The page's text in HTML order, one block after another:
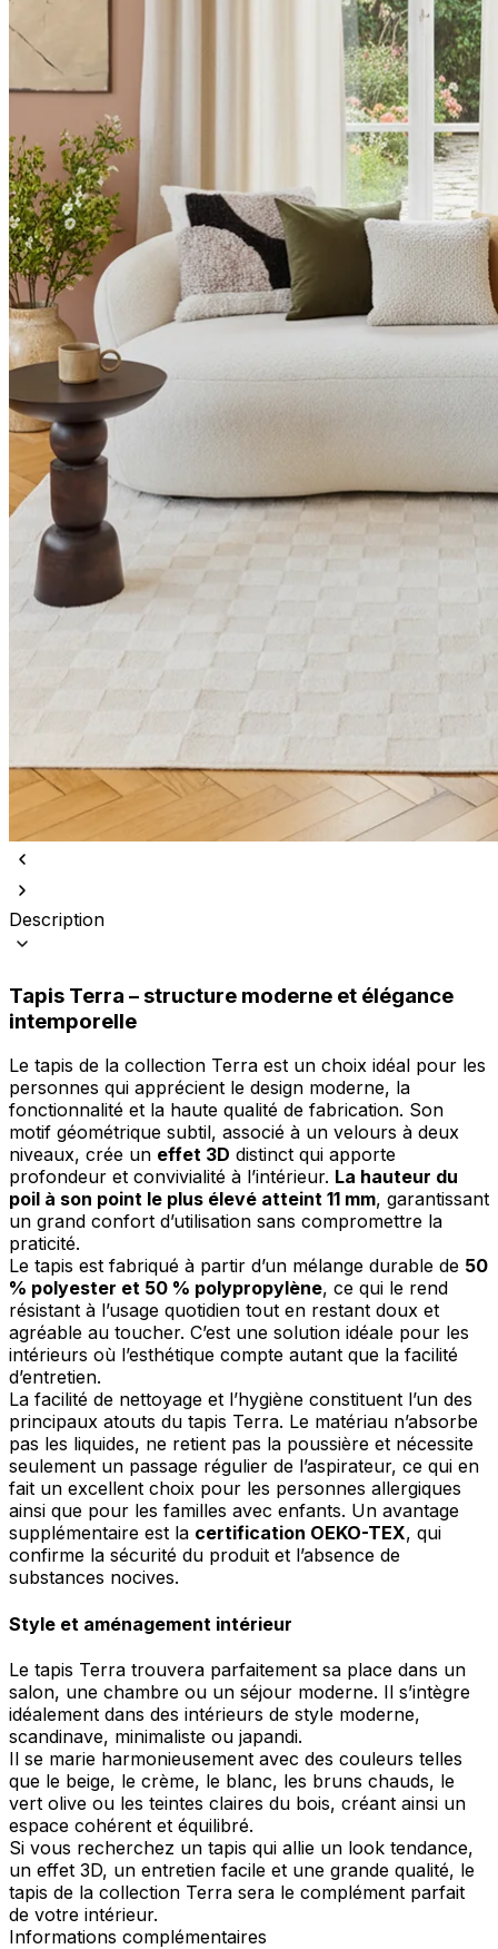
Description
Tapis Terra – structure moderne et élégance
intemporelle
Le tapis de la collection Terra est un choix idéal pour les
personnes qui apprécient le design moderne, la
fonctionnalité et la haute qualité de fabrication. Son
motif géométrique subtil, associé à un velours à deux
niveaux, crée un effet 3D distinct qui apporte
profondeur et convivialité à l’intérieur. La hauteur du
poil à son point le plus élevé atteint 11 mm, garantissant
un grand confort d’utilisation sans compromettre la
praticité.
Le tapis est fabriqué à partir d’un mélange durable de 50
% polyester et 50 % polypropylène, ce qui le rend
résistant à l’usage quotidien tout en restant doux et
agréable au toucher. C’est une solution idéale pour les
intérieurs où l’esthétique compte autant que la facilité
d’entretien.
La facilité de nettoyage et l’hygiène constituent l’un des
principaux atouts du tapis Terra. Le matériau n’absorbe
pas les liquides, ne retient pas la poussière et nécessite
seulement un passage régulier de l’aspirateur, ce qui en
fait un excellent choix pour les personnes allergiques
ainsi que pour les familles avec enfants. Un avantage
supplémentaire est la certification OEKO-TEX, qui
confirme la sécurité du produit et l’absence de
substances nocives.
Style et aménagement intérieur
Le tapis Terra trouvera parfaitement sa place dans un
salon, une chambre ou un séjour moderne. Il s’intègre
idéalement dans des intérieurs de style moderne,
scandinave, minimaliste ou japandi.
Il se marie harmonieusement avec des couleurs telles
que le beige, le crème, le blanc, les bruns chauds, le
vert olive ou les teintes claires du bois, créant ainsi un
espace cohérent et équilibré.
Si vous recherchez un tapis qui allie un look tendance,
un effet 3D, un entretien facile et une grande qualité, le
tapis de la collection Terra sera le complément parfait
de votre intérieur.
Informations complémentaires